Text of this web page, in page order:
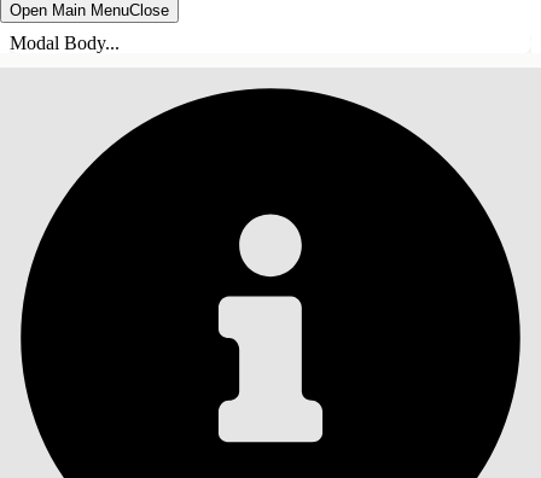
Open Main MenuClose
Modal Body...
INHOUDSOPGAVE